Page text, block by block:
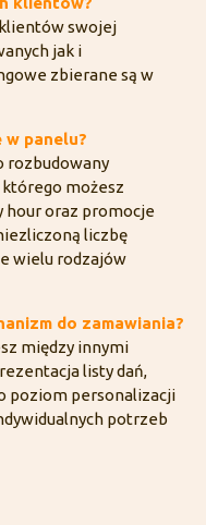
swojej
jak i
zbierane są w
w panelu?
rozbudowany
możesz
hour oraz promocje
liczbę
wielu rodzajów
do zamawiania?
między innymi
listy dań,
poziom personalizacji
potrzeb